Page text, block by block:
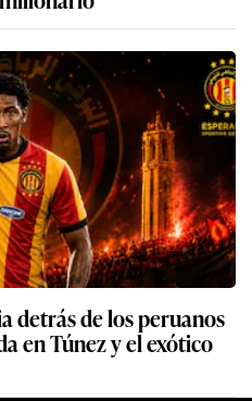
detrás de los peruanos
en Túnez y el exótico